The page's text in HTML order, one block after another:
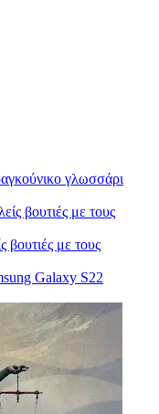
γλωσσάρι
βουτιές με τους
Galaxy S22